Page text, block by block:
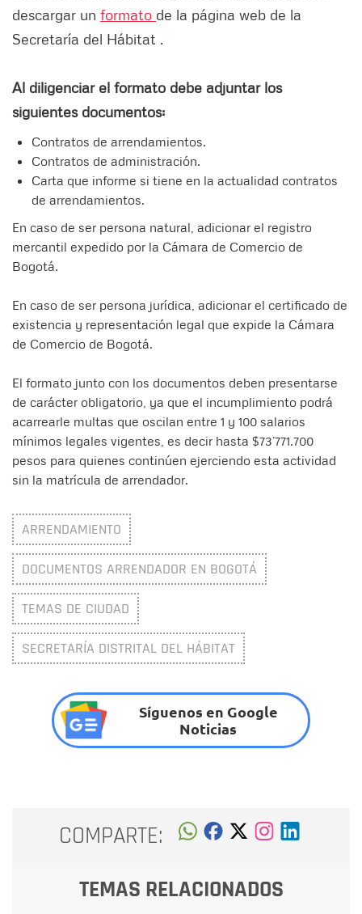
descargar un formato de la página web de la
Secretaría del Hábitat .
Al diligenciar el formato debe adjuntar los
siguientes documentos:
Contratos de arrendamientos.
Contratos de administración.
Carta que informe si tiene en la actualidad contratos
de arrendamientos.
En caso de ser persona natural, adicionar el registro
mercantil expedido por la Cámara de Comercio de
Bogotá.
En caso de ser persona jurídica, adicionar el certificado de
existencia y representación legal que expide la Cámara
de Comercio de Bogotá.
El formato junto con los documentos deben presentarse
de carácter obligatorio, ya que el incumplimiento podrá
acarrearle multas que oscilan entre 1 y 100 salarios
mínimos legales vigentes, es decir hasta $73’771.700
pesos para quienes continúen ejerciendo esta actividad
sin la matrícula de arrendador.
ARRENDAMIENTO
DOCUMENTOS ARRENDADOR EN BOGOTÁ
TEMAS DE CIUDAD
SECRETARÍA DISTRITAL DEL HÁBITAT
Síguenos en Google
Noticias
COMPARTE:
TEMAS RELACIONADOS